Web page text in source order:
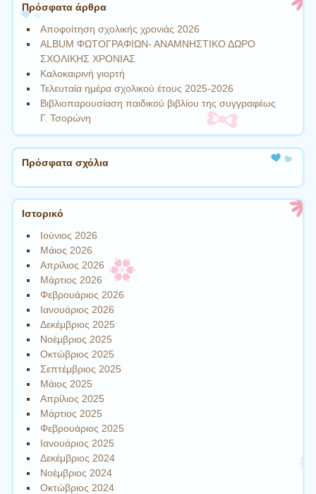
Πρόσφατα άρθρα
Αποφοίτηση σχολικής χρονιάς 2026
ALBUM ΦΩΤΟΓΡΑΦΙΩΝ- ΑΝΑΜΝΗΣΤΙΚΟ ΔΩΡΟ
ΣΧΟΛΙΚΗΣ ΧΡΟΝΙΑΣ
Καλοκαιρινή γιορτή
Τελευταία ημέρα σχολικού έτους 2025-2026
Βιβλιοπαρουσίαση παιδικού βιβλίου της συγγραφέως
Γ. Τσορώνη
Πρόσφατα σχόλια
Ιστορικό
Ιούνιος 2026
Μάιος 2026
Απρίλιος 2026
Μάρτιος 2026
Φεβρουάριος 2026
Ιανουάριος 2026
Δεκέμβριος 2025
Νοέμβριος 2025
Οκτώβριος 2025
Σεπτέμβριος 2025
Μάιος 2025
Απρίλιος 2025
Μάρτιος 2025
Φεβρουάριος 2025
Ιανουάριος 2025
Δεκέμβριος 2024
Νοέμβριος 2024
Οκτώβριος 2024